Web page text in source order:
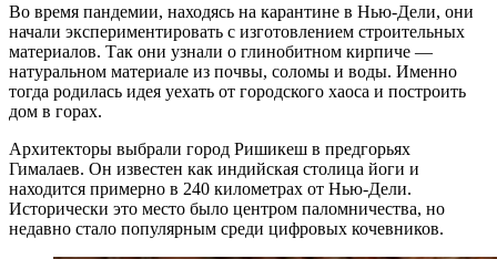
Во время пандемии, находясь на карантине в Нью-Дели, они
начали экспериментировать с изготовлением строительных
материалов. Так они узнали о глинобитном кирпиче —
натуральном материале из почвы, соломы и воды. Именно
тогда родилась идея уехать от городского хаоса и построить
дом в горах.
Архитекторы выбрали город Ришикеш в предгорьях
Гималаев. Он известен как индийская столица йоги и
находится примерно в 240 километрах от Нью-Дели.
Исторически это место было центром паломничества, но
недавно стало популярным среди цифровых кочевников.